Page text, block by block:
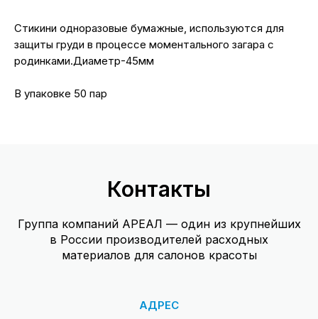
Стикини одноразовые бумажные, используются для
защиты груди в процессе моментального загара с
родинками.Диаметр-45мм
В упаковке 50 пар
Контакты
Группа компаний АРЕАЛ — один из крупнейших
в России производителей расходных
материалов для салонов красоты
АДРЕС